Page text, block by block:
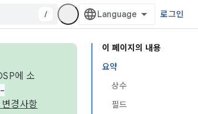
/ 로그인
이 페이지의 내용
요약
상수
필드
에 소
경사항